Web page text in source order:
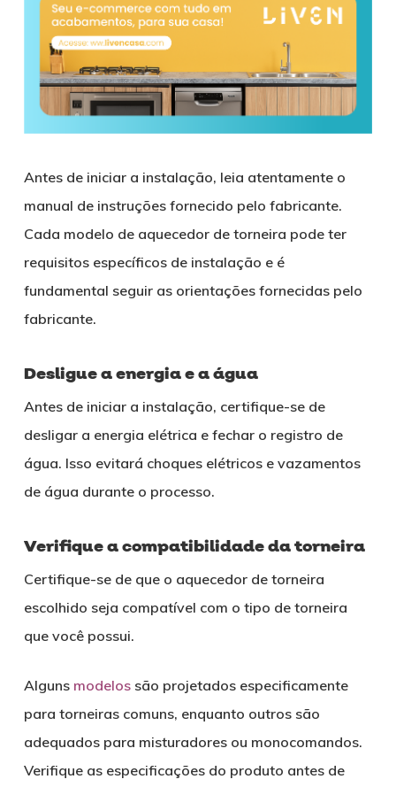
Antes de iniciar a instalação, leia atentamente o
manual de instruções fornecido pelo fabricante.
Cada modelo de aquecedor de torneira pode ter
requisitos específicos de instalação e é
fundamental seguir as orientações fornecidas pelo
fabricante.
Desligue a energia e a água
Antes de iniciar a instalação, certifique-se de
desligar a energia elétrica e fechar o registro de
água. Isso evitará choques elétricos e vazamentos
de água durante o processo.
Verifique a compatibilidade da torneira
Certifique-se de que o aquecedor de torneira
escolhido seja compatível com o tipo de torneira
que você possui.
Alguns modelossão projetados especificamente
para torneiras comuns, enquanto outros são
adequados para misturadores ou monocomandos.
Verifique as especificações do produto antes de